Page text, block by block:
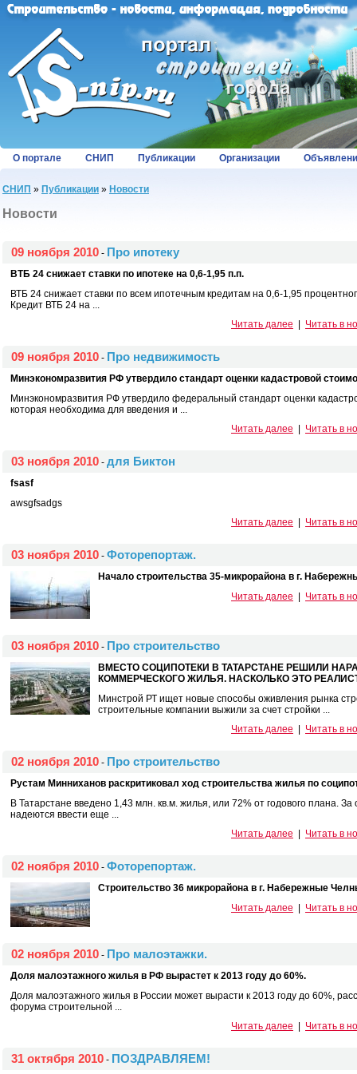
О портале СНИП Публикации Организации
СНИП » Публикации » Новости
Новости
09 ноября 2010 - Про ипотеку
ВТБ 24 снижает ставки по ипотеке на 0,6-1,95 п.п.
ВТБ 24 снижает ставки по всем ипотечным кредитам на 0,6-1,95
Кредит ВТБ 24 на ...
Читать далее
Читать в
09 ноября 2010 - Про недвижимость
Минэкономразвития РФ утвердило стандарт оценки кадастровой
Минэкономразвития РФ утвердило федеральный стандарт оценки
которая необходима для введения и ...
Читать далее
Читать в
03 ноября 2010 - для Биктон
fsasf
awsgfsadgs
Читать далее
Читать в
03 ноября 2010 - Фоторепортаж.
Начало строительства 35-микрорайона в г.
Читать далее
Читать в
03 ноября 2010 - Про строительство
ВМЕСТО СОЦИПОТЕКИ В ТАТАРСТАНЕ РЕШИЛИ
КОММЕРЧЕСКОГО ЖИЛЬЯ. НАСКОЛЬКО ЭТО
Минстрой РТ ищет новые способы оживления рынка
строительные компании выжили за счет стройки ...
Читать далее
Читать в
02 ноября 2010 - Про строительство
Рустам Минниханов раскритиковал ход строительства жилья по
В Татарстане введено 1,43 млн. кв.м. жилья, или 72% от годового плана.
надеются ввести еще ...
Читать далее
Читать в
02 ноября 2010 - Фоторепортаж.
Строительство 36 микрорайона в г. Набережные
Читать далее
Читать в
02 ноября 2010 - Про малоэтажки.
Доля малоэтажного жилья в РФ вырастет к 2013 году до 60%.
Доля малоэтажного жилья в России может вырасти к 2013 году до 60%,
форума строительной ...
Читать далее
Читать в
31 октября 2010 - ПОЗДРАВЛЯЕМ!